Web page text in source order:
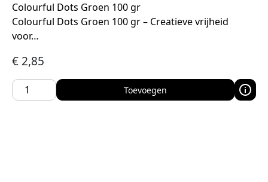
Colourful Dots Groen 100 gr
Colourful Dots Groen 100 gr – Creatieve vrijheid
voor…
€ 2,85
Toevoegen